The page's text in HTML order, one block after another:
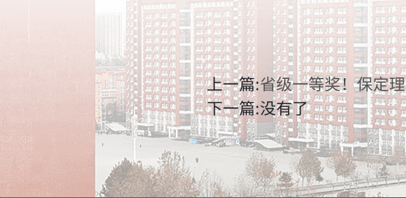
上一篇:省级一等奖！保定
下一篇:没有了